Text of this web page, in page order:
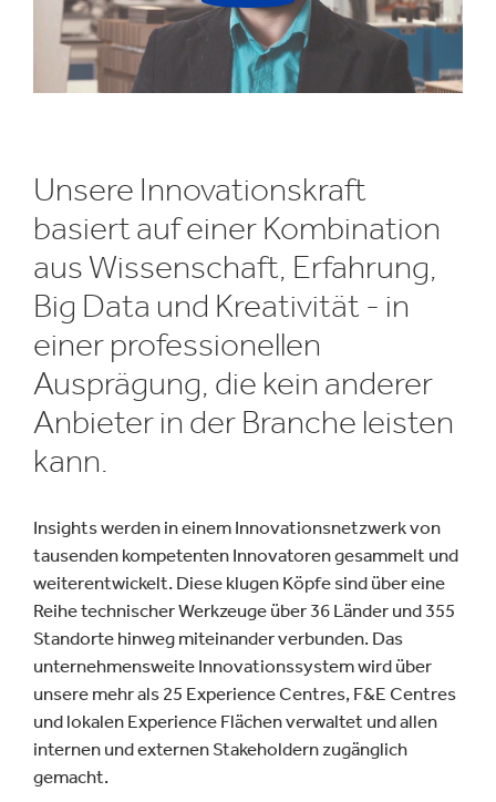
Unsere Innovationskraft
basiert auf einer Kombination
aus Wissenschaft, Erfahrung,
Big Data und Kreativität - in
einer professionellen
Ausprägung, die kein anderer
Anbieter in der Branche leisten
kann.
Insights werden in einem Innovationsnetzwerk von
tausenden kompetenten Innovatoren gesammelt und
weiterentwickelt. Diese klugen Köpfe sind über eine
Reihe technischer Werkzeuge über 36 Länder und 355
Standorte hinweg miteinander verbunden. Das
unternehmensweite Innovationssystem wird über
unsere mehr als 25 Experience Centres, F&E Centres
und lokalen Experience Flächen verwaltet und allen
internen und externen Stakeholdern zugänglich
gemacht.